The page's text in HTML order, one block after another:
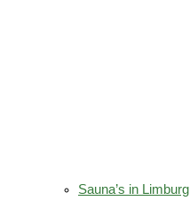
Sauna’s in Limburg